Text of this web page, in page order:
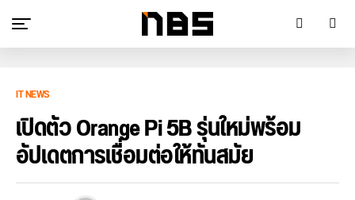
IT NEWS
เปิดตัว Orange Pi 5B รุ่นใหม่พร้อม
อัปเดตการเชื่อมต่อให้ทันสมัย